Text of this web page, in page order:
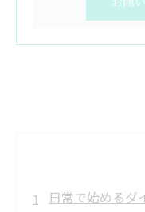
日常で始めるダ